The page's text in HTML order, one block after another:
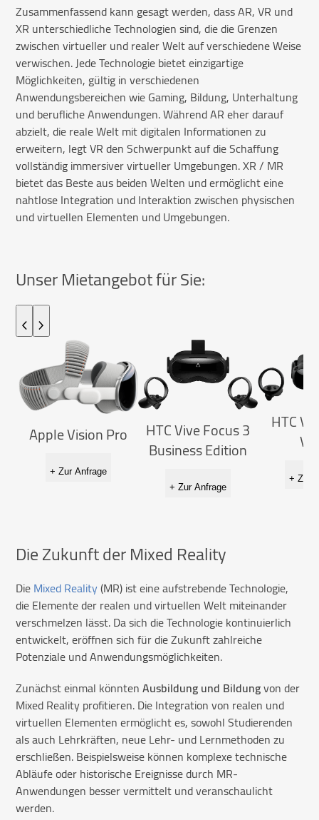
Zusammenfassend kann gesagt werden, dass AR, VR und
XR unterschiedliche Technologien sind, die die Grenzen
zwischen virtueller und realer Welt auf verschiedene Weise
verwischen. Jede Technologie bietet einzigartige
Möglichkeiten, gültig in verschiedenen
Anwendungsbereichen wie Gaming, Bildung, Unterhaltung
und berufliche Anwendungen. Während AR eher darauf
abzielt, die reale Welt mit digitalen Informationen zu
erweitern, legt VR den Schwerpunkt auf die Schaffung
vollständig immersiver virtueller Umgebungen. XR / MR
bietet das Beste aus beiden Welten und ermöglicht eine
nahtlose Integration und Interaktion zwischen physischen
und virtuellen Elementen und Umgebungen.
Unser Mietangebot für Sie:
Apple Vision Pro
+ Zur Anfrage
HTC Vive Focus 3
Business Edition
+ Zur Anfrage
HTC
+ Zur
Die Zukunft der Mixed Reality
DieMixed Reality(MR) ist eine aufstrebende Technologie,
die Elemente der realen und virtuellen Welt miteinander
verschmelzen lässt. Da sich die Technologie kontinuierlich
entwickelt, eröffnen sich für die Zukunft zahlreiche
Potenziale und Anwendungsmöglichkeiten.
Zunächst einmal könntenAusbildung und Bildungvon der
Mixed Reality profitieren. Die Integration von realen und
virtuellen Elementen ermöglicht es, sowohl Studierenden
als auch Lehrkräften, neue Lehr- und Lernmethoden zu
erschließen. Beispielsweise können komplexe technische
Abläufe oder historische Ereignisse durch MR-
Anwendungen besser vermittelt und veranschaulicht
werden.